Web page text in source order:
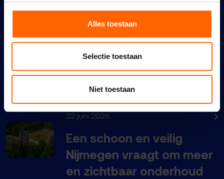
Alles toestaan
Selectie toestaan
Niet toestaan
10 juli 2026
Nijmeegse VVD: links
coalitieakkoord maakt
maar niet bereikbaar,
22 juni 2026
Een schoon en veilig
Nijmegen vraagt om meer
en zichtbaar onderhoud